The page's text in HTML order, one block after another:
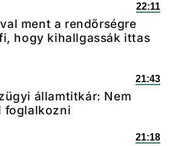
22:11
ment a rendőrségre
hogy kihallgassák ittas
21:43
államtitkár: Nem
foglalkozni
21:18